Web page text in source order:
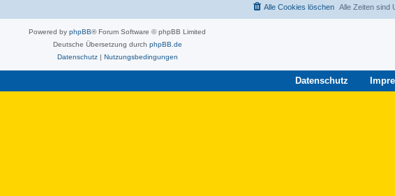
Alle Zeiten sind
Alle Cookies löschen
Powered by phpBB® Forum Software © phpBB Limited
Deutsche Übersetzung durch phpBB.de
Datenschutz| Nutzungsbedingungen
Datenschutz